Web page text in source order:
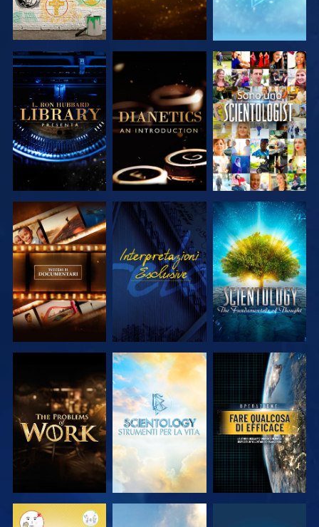
ESPLORA LE
SERIE
ESPLORA LE
SERIE
GUARDA
ESPLORA LE
SERIE
GUARDA
ESPLORA LE
SERIE
ESPLORA LE
SERIE
ESPLORA LE
SERIE
GUARDA